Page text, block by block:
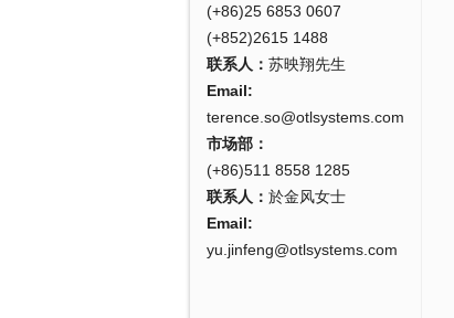
(+86)25 6853 0607
(+852)2615 1488
联系人： 苏映翔先生
Email:
terence.so@otlsystems.com
市场部：
(+86)511 8558 1285
联系人： 於金风女士
Email:
yu.jinfeng@otlsystems.com